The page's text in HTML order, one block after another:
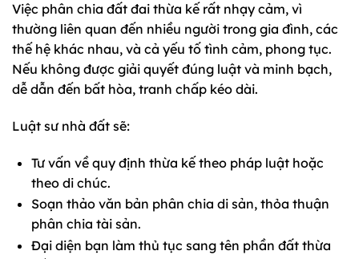
Việc phân chia đất đai thừa kế rất nhạy cảm, vì
thường liên quan đến nhiều người trong gia đình, các
thế hệ khác nhau, và cả yếu tố tình cảm, phong tục.
Nếu không được giải quyết đúng luật và minh bạch,
dễ dẫn đến bất hòa, tranh chấp kéo dài.
Luật sư nhà đất sẽ:
Tư vấn về quy định thừa kế theo pháp luật hoặc
theo di chúc.
Soạn thảo văn bản phân chia di sản, thỏa thuận
phân chia tài sản.
Đại diện bạn làm thủ tục sang tên phần đất thừa